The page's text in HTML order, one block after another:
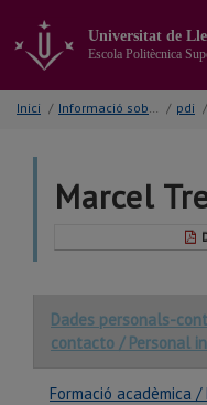
contingut
principal
Universitat de
Escola Politècnica
Inici / Informació sobre... / pdi /
Marcel
Dades personals-
contacto / Personal
Formació acadèmica